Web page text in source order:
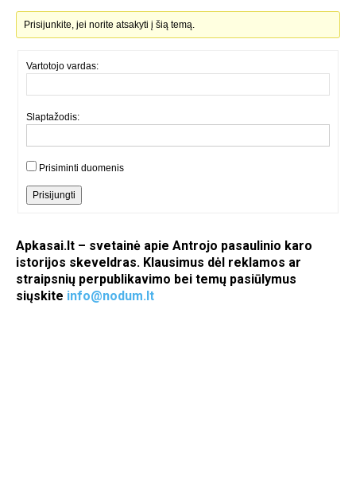
Prisijunkite, jei norite atsakyti į šią temą.
Vartotojo vardas:
Slaptažodis:
Prisiminti duomenis
Prisijungti
Apkasai.lt – svetainė apie Antrojo pasaulinio karo
istorijos skeveldras. Klausimus dėl reklamos ar
straipsnių perpublikavimo bei temų pasiūlymus
siųskite info@nodum.lt